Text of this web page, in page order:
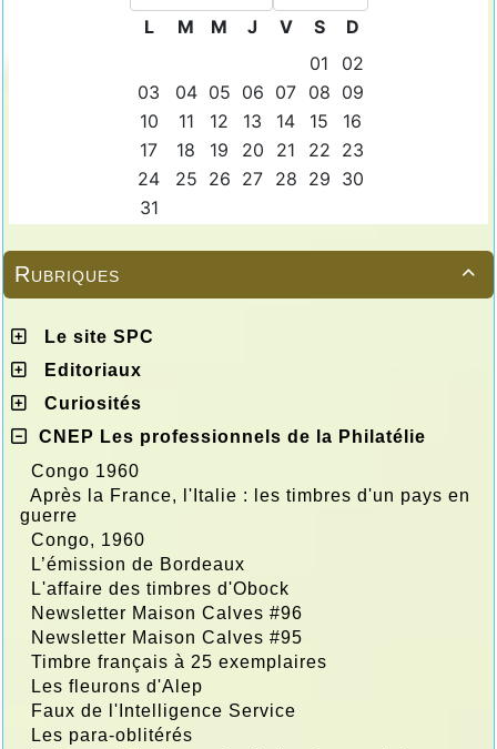

Rubriques
Le site SPC
Editoriaux
Curiosités
CNEP Les professionnels de la Philatélie
Congo 1960
Après la France, l'Italie : les timbres d'un pays en
guerre
Congo, 1960
L’émission de Bordeaux
L'affaire des timbres d'Obock
Newsletter Maison Calves #96
Newsletter Maison Calves #95
Timbre français à 25 exemplaires
Les fleurons d'Alep
Faux de l'Intelligence Service
Les para-oblitérés